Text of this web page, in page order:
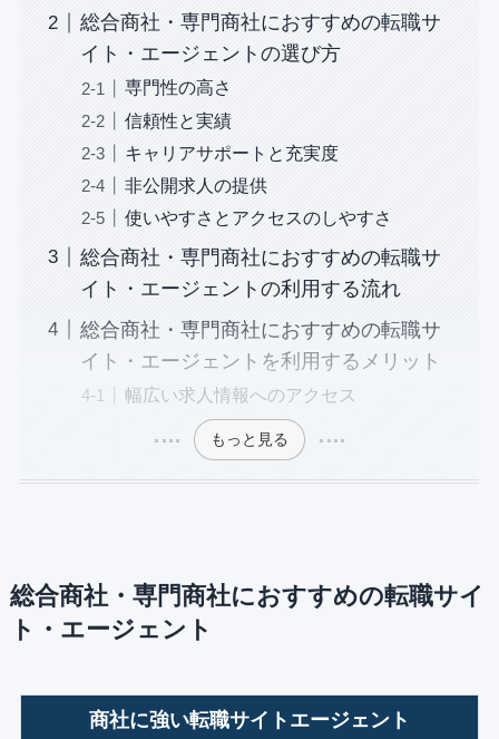
総合商社・専門商社におすすめの転職サ
イト・エージェントの選び方
専門性の高さ
信頼性と実績
キャリアサポートと充実度
非公開求人の提供
使いやすさとアクセスのしやすさ
総合商社・専門商社におすすめの転職サ
イト・エージェントの利用する流れ
総合商社・専門商社におすすめの転職サ
イト・エージェントを利用するメリット
幅広い求人情報へのアクセス
もっと見る
総合商社・専門商社におすすめの転職サイ
ト・エージェント
商社に強い転職サイトエージェント